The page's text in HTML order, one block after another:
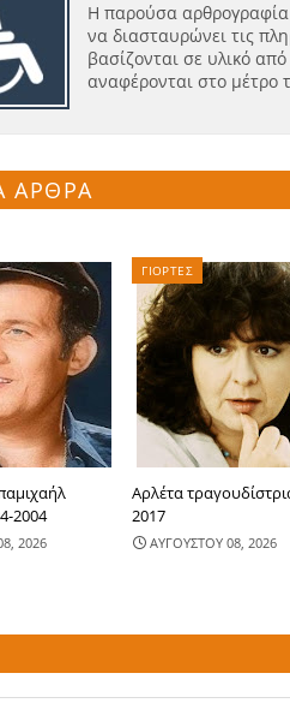
Η παρούσα αρθρογραφία
να διασταυρώνει τις
βασίζονται σε υλικό
αναφέρονται στο μέτρο
ΑΡΘΡΑ
2004
2026
ΓΙΟΡΤΕΣ
Αρλέτα
2017
ΑΥΓΟΥΣΤΟΥ 08, 2026